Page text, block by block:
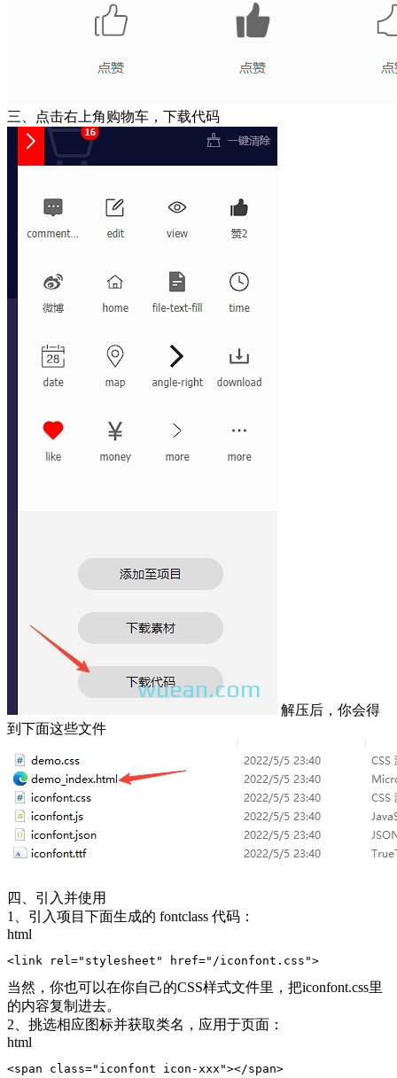
三、点击右上角购物车，下载代码
解压后，你会得
到下面这些文件
四、引入并使用
1、引入项目下面生成的 fontclass 代码：
html
<link rel="stylesheet" href="/iconfont.css">
当然，你也可以在你自己的CSS样式文件里，把iconfont.css里
的内容复制进去。
2、挑选相应图标并获取类名，应用于页面：
html
<span class="iconfont icon-xxx"></span>